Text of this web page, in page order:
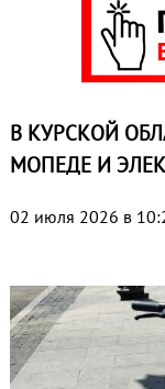
В КУРСКОЙ
МОПЕДЕ И
02 июля 2026 в